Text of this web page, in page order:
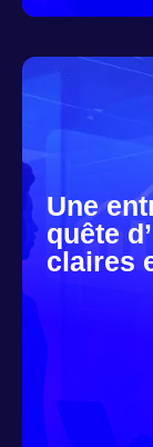
Une
quête
claires